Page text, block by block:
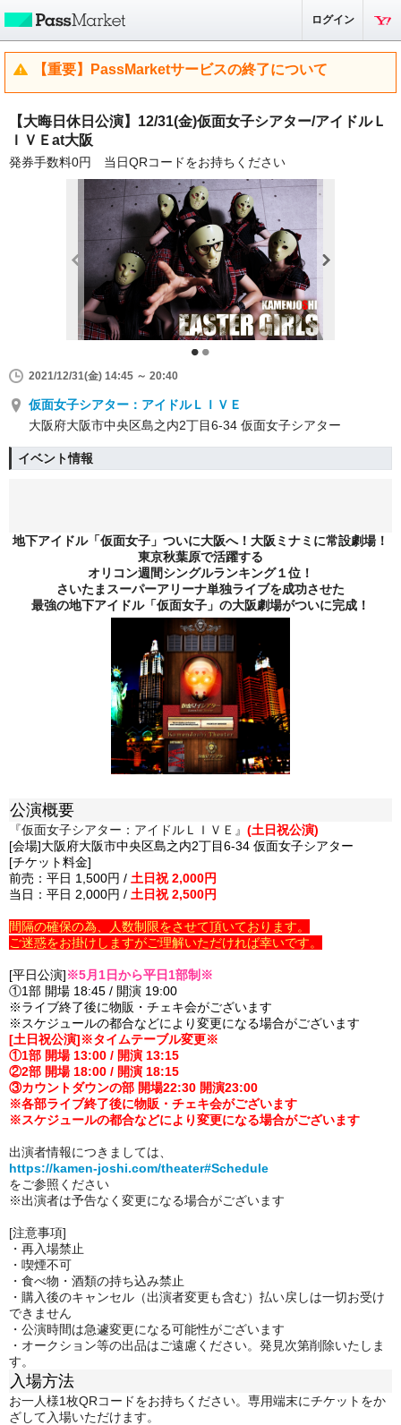
ログイン
【重要】PassMarketサービスの終了について
【大晦日休日公演】12/31(金)仮面女子シアター/アイドルＬ
ＩＶＥat大阪
発券手数料0円 当日QRコードをお持ちください
2021/12/31(金) 14:45 ～ 20:40
仮面女子シアター：アイドルＬＩＶＥ
大阪府大阪市中央区島之内2丁目6-34 仮面女子シアター
イベント情報
地下アイドル「仮面女子」ついに大阪へ！大阪ミナミに常設劇場！
東京秋葉原で活躍する
オリコン週間シングルランキング１位！
さいたまスーパーアリーナ単独ライブを成功させた
最強の地下アイドル「仮面女子」の大阪劇場がついに完成！
公演概要
『仮面女子シアター：アイドルＬＩＶＥ』 (土日祝公演)
[会場]大阪府大阪市中央区島之内2丁目6-34 仮面女子シアター
[チケット料金]
前売：平日 1,500円 / 土日祝 2,000円
当日：平日 2,000円 / 土日祝 2,500円
間隔の確保の為、人数制限をさせて頂いております。
ご迷惑をお掛けしますがご理解いただければ幸いです。
[平日公演]※5月1日から平日1部制※
①1部 開場 18:45 / 開演 19:00
※ライブ終了後に物販・チェキ会がございます
※スケジュールの都合などにより変更になる場合がございます
[土日祝公演]※タイムテーブル変更※
①1部 開場 13:00 / 開演 13:15
②2部 開場 18:00 / 開演 18:15
③カウントダウンの部 開場22:30 開演23:00
※各部ライブ終了後に物販・チェキ会がございます
※スケジュールの都合などにより変更になる場合がございます
出演者情報につきましては、
https://kamen-joshi.com/theater#Schedule
をご参照ください
※出演者は予告なく変更になる場合がございます
[注意事項]
・再入場禁止
・喫煙不可
・食べ物・酒類の持ち込み禁止
・購入後のキャンセル（出演者変更も含む）払い戻しは一切お受け
できません
・公演時間は急遽変更になる可能性がございます
・オークション等の出品はご遠慮ください。発見次第削除いたしま
す。
入場方法
お一人様1枚QRコードをお持ちください。専用端末にチケットをか
ざして入場いただけます。